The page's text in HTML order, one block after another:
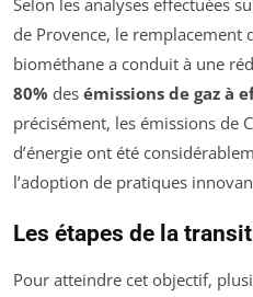
de Provence, le remplacement
biométhane a conduit à une
80% des émissions de gaz à
précisément, les émissions de
d’énergie ont été
l’adoption de pratiques
Les étapes de la
Pour atteindre cet objectif,